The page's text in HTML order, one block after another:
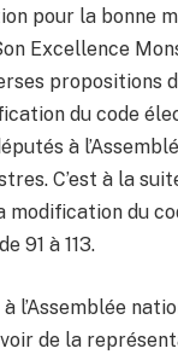
pour la bonne
Excellence
propositions
du code
à
C’est à la
modification du
91 à 113.
l’Assemblée
de la